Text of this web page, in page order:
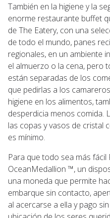
También en la higiene y la
enorme restaurante buffet
de The Eatery, con una
de todo el mundo, panes
regionales, en un ambiente
el almuerzo o la cena, pero
están separadas de los
que pedirlas a los
higiene en los alimentos,
desperdicia menos comida.
las copas y vasos de cristal
es mínimo.
Para que todo sea más
OceanMedallion ™, un
una moneda que permite
embarque sin contacto,
al acercarse a ella y pago